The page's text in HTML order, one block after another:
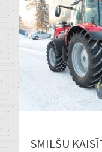
SMILŠU